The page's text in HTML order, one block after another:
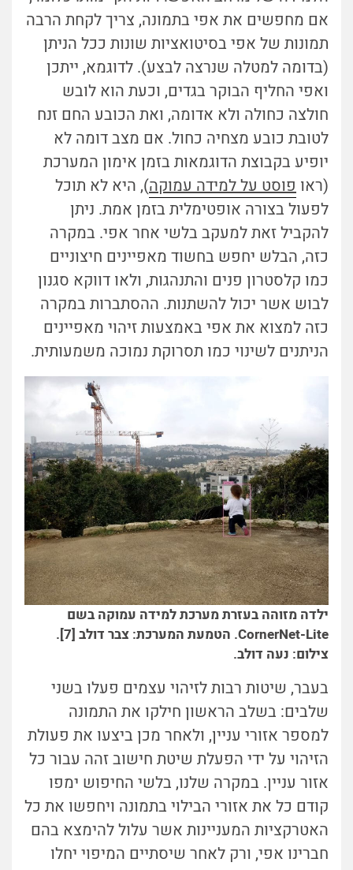
אם מחפשים את אפי בתמונה, צריך לקחת הרבה
תמונות של אפי בסיטואציות שונות ככל הניתן
(בדומה למטלה שנרצה לבצע). לדוגמא, ייתכן
ואפי החליף הבוקר בגדים, וכעת הוא לובש
חולצה כחולה ולא אדומה, ואת הכובע החם זנח
לטובת כובע מצחיה כחול. אם מצב דומה לא
יופיע בקבוצת הדוגמאות בזמן אימון המערכת
(ראו פוסט על למידה עמוקה), היא לא תוכל
לפעול בצורה אופטימלית בזמן אמת. ניתן
להקביל זאת למעקב בלשי אחר אפי. במקרה
כזה, הבלש יחפש בחשוד מאפיינים חיצוניים
כמו קלסטרון פנים והתנהגות, ולאו דווקא סגנון
לבוש אשר יכול להשתנות. ההסתברות במקרה
כזה למצוא את אפי באמצעות זיהוי מאפיינים
הניתנים לשינוי כמו תסרוקת נמוכה משמעותית.
ילדה מזוהה בעזרת מערכת למידה עמוקה בשם
CornerNet-Lite. הטמעת המערכת: צבר דולב [7].
צילום: נעה דולב.
בעבר, שיטות רבות לזיהוי עצמים פעלו בשני
שלבים: בשלב הראשון חילקו את התמונה
למספר אזורי עניין, ולאחר מכן ביצעו את פעולת
הזיהוי על ידי הפעלת שיטת חישוב זהה עבור כל
אזור עניין. במקרה שלנו, בלשי החיפוש ימפו
קודם כל את אזורי הבילוי בתמונה ויחפשו את כל
האטרקציות המעניינות אשר עלול להימצא בהם
חברינו אפי, ורק לאחר שיסתיים המיפוי יחלו